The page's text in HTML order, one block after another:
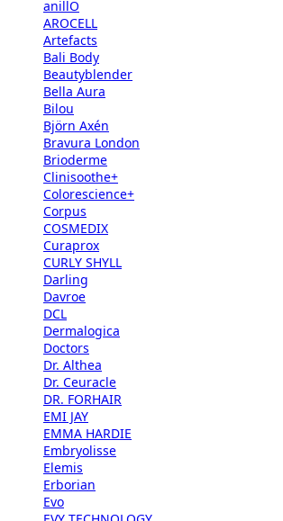
anillO
AROCELL
Artefacts
Bali Body
Beautyblender
Bella Aura
Bilou
Björn Axén
Bravura London
Brioderme
Clinisoothe+
Colorescience+
Corpus
COSMEDIX
Curaprox
CURLY SHYLL
Darling
Davroe
DCL
Dermalogica
Doctors
Dr. Althea
Dr. Ceuracle
DR. FORHAIR
EMI JAY
EMMA HARDIE
Embryolisse
Elemis
Erborian
Evo